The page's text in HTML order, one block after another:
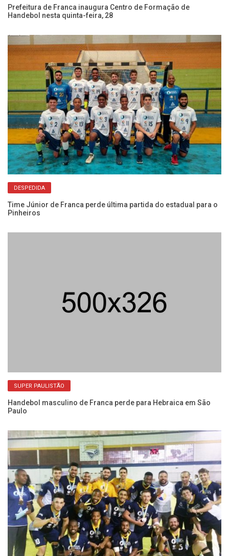
Prefeitura de Franca inaugura Centro de Formação de
Handebol nesta quinta-feira, 28
DESPEDIDA
Time Júnior de Franca perde última partida do estadual para o
Pinheiros
SUPER PAULISTÃO
Handebol masculino de Franca perde para Hebraica em São
Paulo